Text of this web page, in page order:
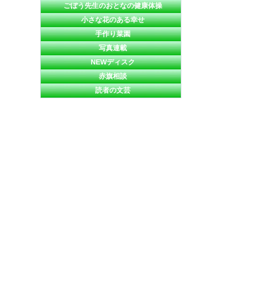
ごぼう先生のおとなの健康体操
小さな花のある幸せ
手作り菜園
写真連載
NEWディスク
赤旗相談
読者の文芸